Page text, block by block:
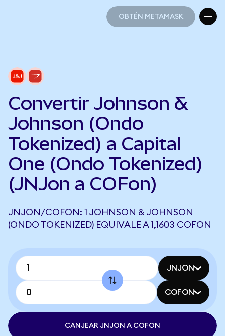
OBTÉN METAMASK
Convertir Johnson &
Johnson (Ondo
Tokenized) a Capital
One (Ondo Tokenized)
(JNJon a COFon)
JNJON/COFON: 1 JOHNSON & JOHNSON
(ONDO TOKENIZED) EQUIVALE A 1,1603 COFON
JNJON
COFON
CANJEAR JNJON A COFON